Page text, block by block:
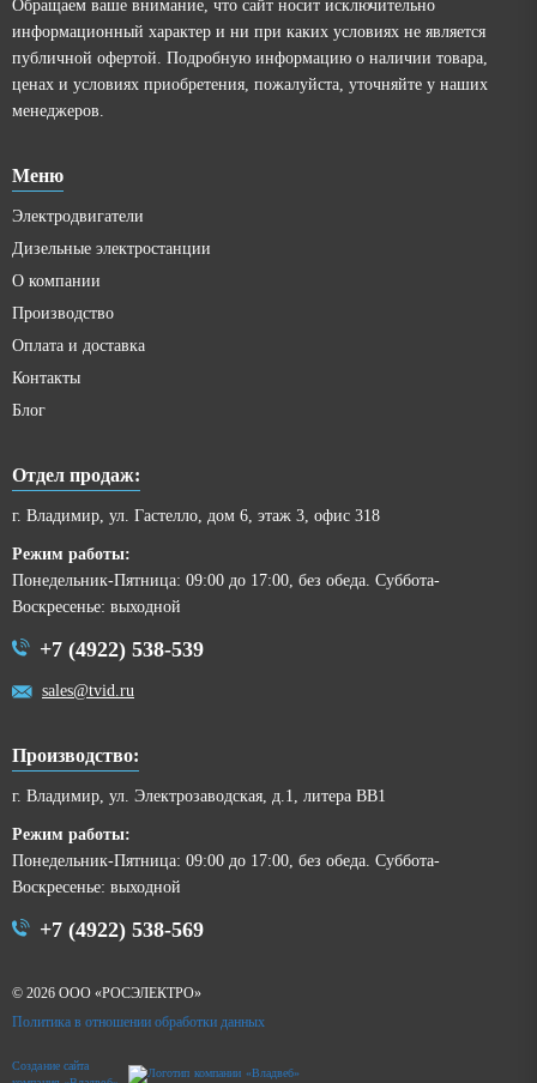
Обращаем ваше внимание, что сайт носит исключительно
информационный характер и ни при каких условиях не является
публичной офертой. Подробную информацию о наличии товара,
ценах и условиях приобретения, пожалуйста, уточняйте у наших
менеджеров.
Меню
Электродвигатели
Дизельные электростанции
О компании
Производство
Оплата и доставка
Контакты
Блог
Отдел продаж:
г. Владимир, ул. Гастелло, дом 6, этаж 3, офис 318
Режим работы:
Понедельник-Пятница: 09:00 до 17:00, без обеда. Суббота-
Воскресенье: выходной
+7 (4922) 538-539
sales@tvid.ru
Производство:
г. Владимир, ул. Электрозаводская, д.1, литера ВВ1
Режим работы:
Понедельник-Пятница: 09:00 до 17:00, без обеда. Суббота-
Воскресенье: выходной
+7 (4922) 538-569
© 2026 ООО «РОСЭЛЕКТРО»
Политика в отношении обработки данных
Создание сайта